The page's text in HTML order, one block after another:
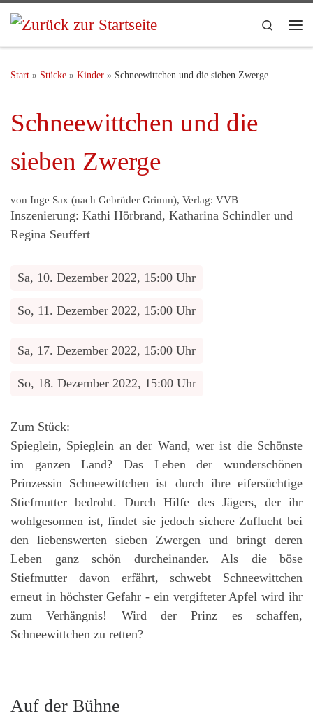
Search
Start » Stücke » Kinder » Schneewittchen und die sieben Zwerge
Schneewittchen und die
sieben Zwerge
von Inge Sax (nach Gebrüder Grimm), Verlag: VVB
Inszenierung: Kathi Hörbrand, Katharina Schindler und
Regina Seuffert
Sa, 10. Dezember 2022, 15:00 Uhr
So, 11. Dezember 2022, 15:00 Uhr
Sa, 17. Dezember 2022, 15:00 Uhr
So, 18. Dezember 2022, 15:00 Uhr
Zum Stück:
Spieglein, Spieglein an der Wand, wer ist die Schönste
im ganzen Land? Das Leben der wunderschönen
Prinzessin Schneewittchen ist durch ihre eifersüchtige
Stiefmutter bedroht. Durch Hilfe des Jägers, der ihr
wohlgesonnen ist, findet sie jedoch sichere Zuflucht bei
den liebenswerten sieben Zwergen und bringt deren
Leben ganz schön durcheinander. Als die böse
Stiefmutter davon erfährt, schwebt Schneewittchen
erneut in höchster Gefahr - ein vergifteter Apfel wird ihr
zum Verhängnis! Wird der Prinz es schaffen,
Schneewittchen zu retten?
Auf der Bühne